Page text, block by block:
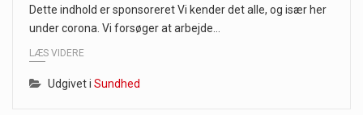
Dette indhold er sponsoreret Vi kender det alle, og især her
under corona. Vi forsøger at arbejde…
LÆS VIDERE
Udgivet i Sundhed